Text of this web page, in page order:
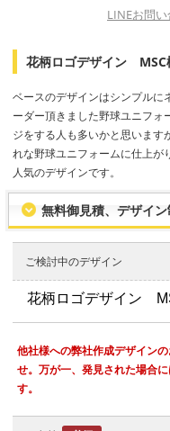
LINEお問
花柄ロゴデザイン
ベースのデザインはシンプルに
ーダー頂きました野球ユニフォ
ジをする人も多いかと思います
れな野球ユニフォームに仕上が
人気のデザインです。
無料御見積、デザイ
ご検討中のデザイン
他社様への弊社作成デザイン
せ。万が一、発見された場合
す。